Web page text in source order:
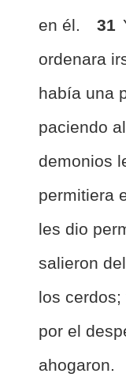
en él. 31
ordenara
había una
paciendo
demonios
permitiera
les dio
salieron
los
por el
ahogaron.